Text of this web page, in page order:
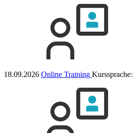
18.09.2026 Online Training Kurssprache: